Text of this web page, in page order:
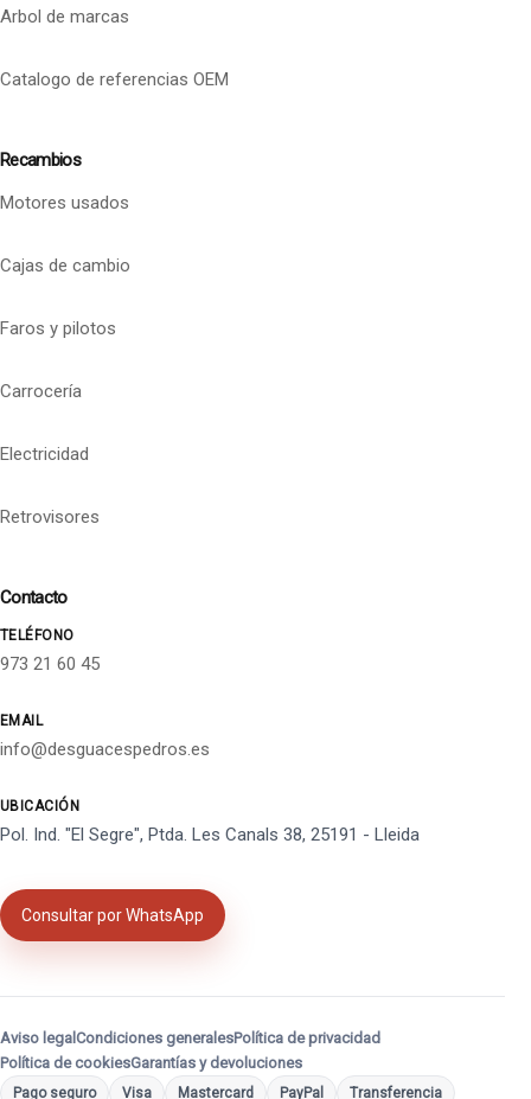
Arbol de marcas
Catalogo de referencias OEM
Recambios
Motores usados
Cajas de cambio
Faros y pilotos
Carrocería
Electricidad
Retrovisores
Contacto
TELÉFONO
973 21 60 45
EMAIL
info@desguacespedros.es
UBICACIÓN
Pol. Ind. "El Segre", Ptda. Les Canals 38, 25191 - Lleida
Consultar por WhatsApp
Aviso legal Condiciones generalesPolítica de privacidad
Política de cookiesGarantías y devoluciones
Pago seguro Visa Mastercard PayPal Transferencia